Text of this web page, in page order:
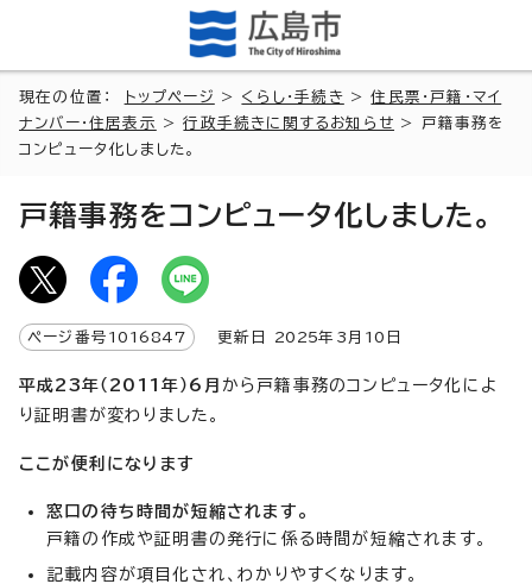
現在の位置： トップページ > くらし・手続き >住民票・戸籍・マイ
ナンバー・住居表示
>行政手続きに関するお知らせ > 戸籍事務を
コンピュータ化しました。
戸籍事務をコンピュータ化しました。
ページ番号 1016847 更新日 2025年3月 10 日
平成23年（2011年）6月 から戸籍事務のコンピュータ化によ
り証明書が変わりました。
ここが便利になります
窓口の待ち時間が短縮されます。
戸籍の作成や証明書の発行に係る時間が短縮されます。
記載内容が項目化され、わかりやすくなります。